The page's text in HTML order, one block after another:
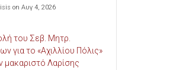
on Αυγ 4, 2026
του Σεβ. Μητρ.
για το «Αχιλλίου Πόλις»
μακαριστό Λαρίσης